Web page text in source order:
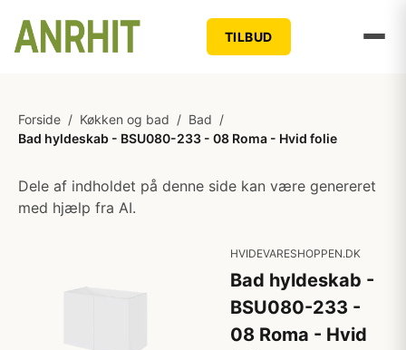
TILBUD
Forside / Køkken og bad / Bad /
Bad hyldeskab - BSU080-233 - 08 Roma - Hvid folie
Dele af indholdet på denne side kan være genereret
med hjælp fra AI.
HVIDEVARESHOPPEN.DK
Bad hyldeskab -
BSU080-233 -
08 Roma - Hvid